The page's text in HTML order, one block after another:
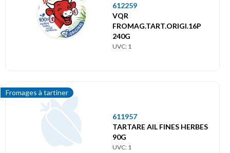
612259
VQR
FROMAG.TART.ORIGI.16P
240G
UVC: 1
Fromages à tartiner
611957
TARTARE AIL FINES HERBES
90G
UVC: 1